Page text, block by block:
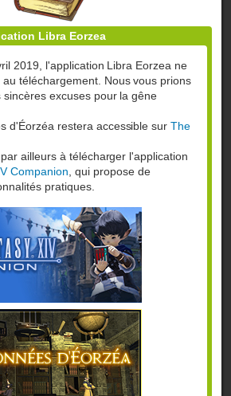
Libra Eorzea
2019, l'application Libra Eorzea ne
téléchargement. Nous vous prions
excuses pour la gêne
d'Éorzéa restera accessible surThe
ailleurs à télécharger l'application
Companion , qui propose de
pratiques.